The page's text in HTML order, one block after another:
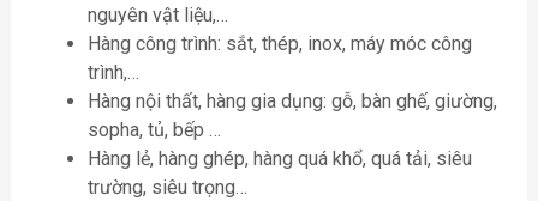
nguyên vật liệu,…
Hàng công trình: sắt, thép, inox, máy móc công
trình,…
Hàng nội thất, hàng gia dụng: gỗ, bàn ghế, giường,
sopha, tủ, bếp …
Hàng lẻ, hàng ghép, hàng quá khổ, quá tải, siêu
trường, siêu trọng…